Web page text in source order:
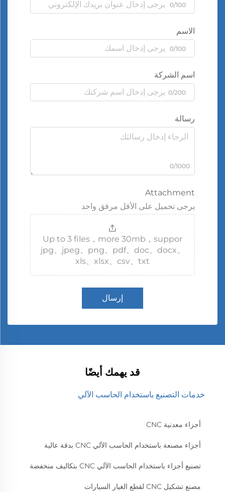
0/100
الاسم
0/100
اسم الشركة
0/200
رسالة
0/1000
Attachment
يرجى تحميل على الأقل مرفق واحد
Up to 3 files，more 30mb，suppor
jpg、jpeg、png、pdf、doc、docx、
xls、xlsx、csv、txt
إرسال
قد يهمك أيضًا
خدمات التصنيع باستخدام الحاسب الآلي
أجزاء معدنية CNC
أجزاء مصنعة باستخدام الحاسب الآلي CNC بدقة عالية
تصنيع أجزاء باستخدام الحاسب الآلي CNC بتكاليف منخفضة
مصنع تشكيل CNC لقطع الغيار السيارات